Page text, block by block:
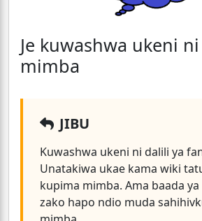
Je kuwashwa ukeni
mimba
JIBU
Kuwashwa ukeni ni dalili ya
Unatakiwa ukae kama wiki
kupima mimba. Ama baada
zako hapo ndio muda